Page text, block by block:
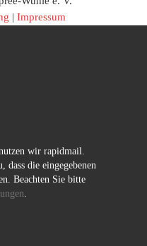
| Impressum
wir rapidmail.
die eingegebenen
Beachten Sie bitte